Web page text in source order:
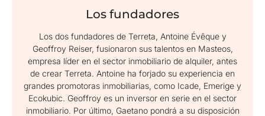
Los fundadores
Los dos fundadores de Terreta, Antoine Évêque y
Geoffroy Reiser, fusionaron sus talentos en Masteos,
empresa líder en el sector inmobiliario de alquiler, antes
de crear Terreta. Antoine ha forjado su experiencia en
grandes promotoras inmobiliarias, como Icade, Emerige y
Ecokubic. Geoffroy es un inversor en serie en el sector
inmobiliario. Por último, Gaetano pondrá a su disposición